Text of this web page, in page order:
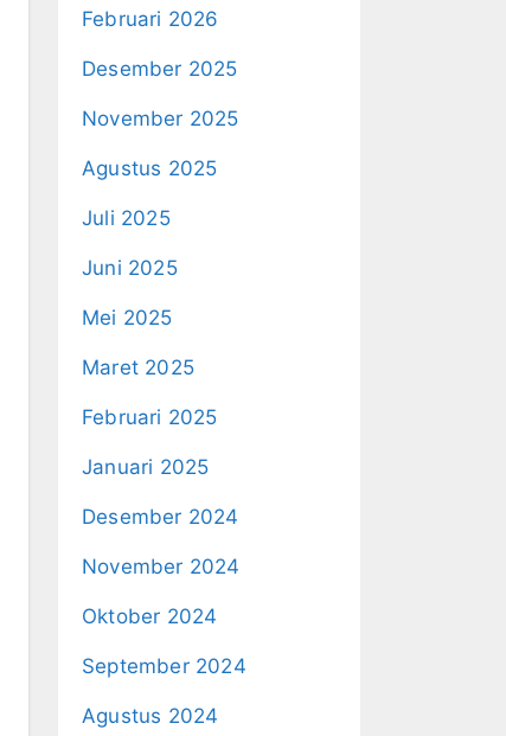
Februari 2026
Desember 2025
November 2025
Agustus 2025
Juli 2025
Juni 2025
Mei 2025
Maret 2025
Februari 2025
Januari 2025
Desember 2024
November 2024
Oktober 2024
September 2024
Agustus 2024